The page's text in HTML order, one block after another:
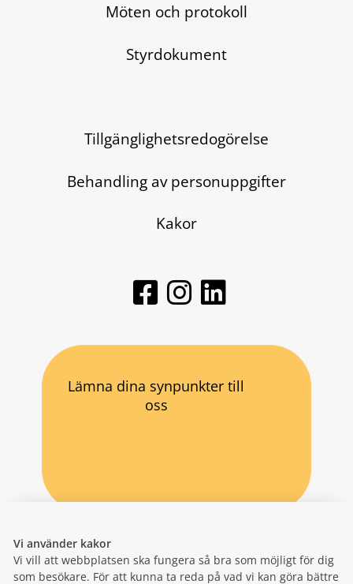
Vi använder kakor
Vi vill att webbplatsen ska fungera så bra som möjligt för dig
som besökare. För att kunna ta reda på vad vi kan göra bättre
Möten och protokoll
Styrdokument
Tillgänglighetsredogörelse
Behandling av personuppgifter
Kakor
Lämna dina synpunkter till
oss